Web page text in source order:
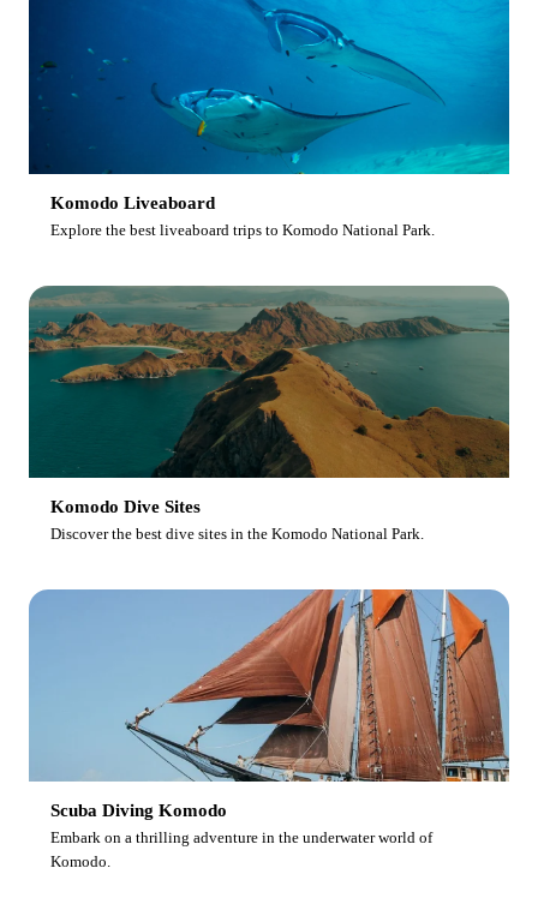
Komodo Liveaboard
Explore the best liveaboard trips to Komodo National Park.
Komodo Dive Sites
Discover the best dive sites in the Komodo National Park.
Scuba Diving Komodo
Embark on a thrilling adventure in the underwater world of
Komodo.